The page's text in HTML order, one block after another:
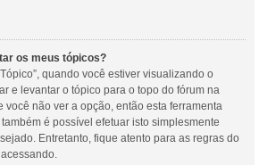
os meus tópicos?
quando você estiver visualizando o
e levantar o tópico para o topo do fórum na
você não ver a opção, então esta ferramenta
é possível efetuar isto simplesmente
Entretanto, fique atento para as regras do